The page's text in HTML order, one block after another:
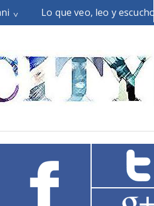
Lo que veo, leo y escucho